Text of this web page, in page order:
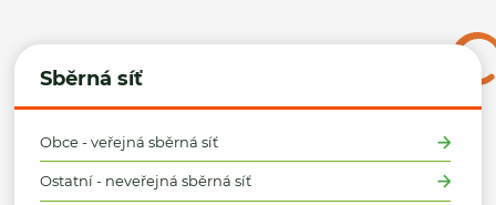
Sběrná síť
Obce - veřejná sběrná síť
Ostatní - neveřejná sběrná síť